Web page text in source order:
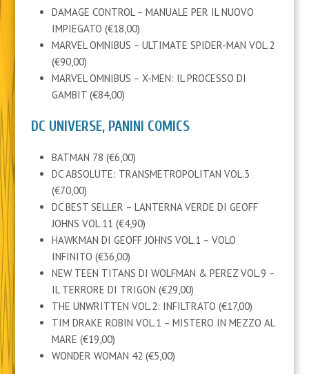
DAMAGE CONTROL – MANUALE PER IL NUOVO
IMPIEGATO (€18,00)
MARVEL OMNIBUS – ULTIMATE SPIDER-MAN VOL.2
(€90,00)
MARVEL OMNIBUS – X-MEN: IL PROCESSO DI
GAMBIT (€84,00)
DC UNIVERSE, PANINI COMICS
BATMAN 78 (€6,00)
DC ABSOLUTE: TRANSMETROPOLITAN VOL.3
(€70,00)
DC BEST SELLER – LANTERNA VERDE DI GEOFF
JOHNS VOL.11 (€4,90)
HAWKMAN DI GEOFF JOHNS VOL.1 – VOLO
INFINITO (€36,00)
NEW TEEN TITANS DI WOLFMAN & PEREZ VOL.9 –
IL TERRORE DI TRIGON (€29,00)
THE UNWRITTEN VOL.2: INFILTRATO (€17,00)
TIM DRAKE ROBIN VOL.1 – MISTERO IN MEZZO AL
MARE (€19,00)
WONDER WOMAN 42 (€5,00)